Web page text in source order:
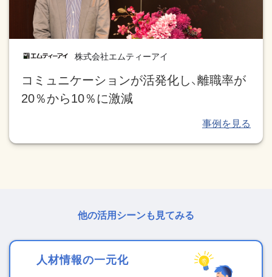
株式会社エムティーアイ
コミュニケーションが活発化し、離職率が
20％から10％に激減
他の活用シーンも見てみる
人材情報の一元化